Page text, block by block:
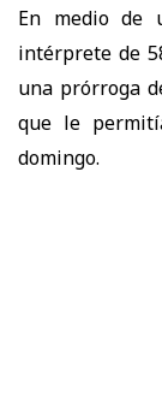
En medio de
intérprete de
una prórroga
que le
domingo.